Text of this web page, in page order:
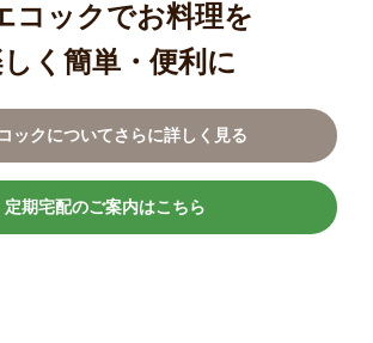
コックでお料理を
く簡単・便利に
ックについてさらに詳しく見る
定期宅配のご案内はこちら